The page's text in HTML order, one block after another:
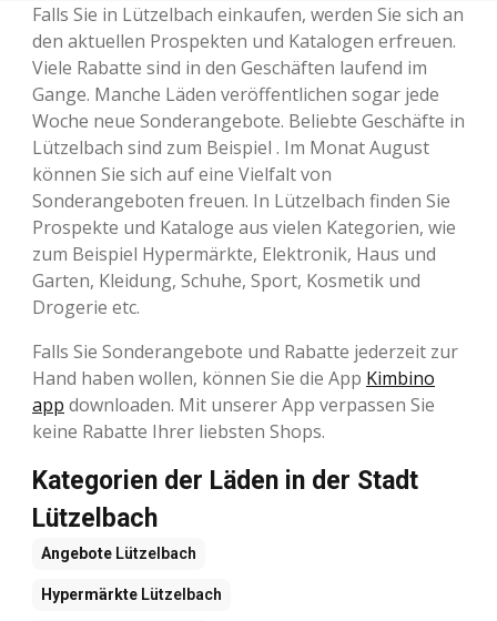
Falls Sie in Lützelbach einkaufen, werden Sie sich an
den aktuellen Prospekten und Katalogen erfreuen.
Viele Rabatte sind in den Geschäften laufend im
Gange. Manche Läden veröffentlichen sogar jede
Woche neue Sonderangebote. Beliebte Geschäfte in
Lützelbach sind zum Beispiel . Im Monat August
können Sie sich auf eine Vielfalt von
Sonderangeboten freuen. In Lützelbach finden Sie
Prospekte und Kataloge aus vielen Kategorien, wie
zum Beispiel Hypermärkte, Elektronik, Haus und
Garten, Kleidung, Schuhe, Sport, Kosmetik und
Drogerie etc.
Falls Sie Sonderangebote und Rabatte jederzeit zur
Hand haben wollen, können Sie die App Kimbino
app downloaden. Mit unserer App verpassen Sie
keine Rabatte Ihrer liebsten Shops.
Kategorien der Läden in der Stadt
Lützelbach
Angebote Lützelbach
Hypermärkte Lützelbach